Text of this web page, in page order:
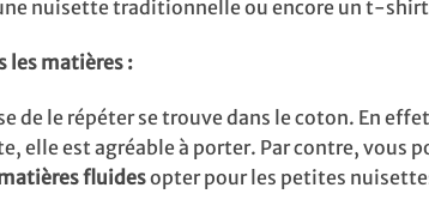
nuisette traditionnelle ou encore un t-
les matières :
de le répéter se trouve dans le coton. En
elle est agréable à porter. Par contre, vous
fluidesopter pour les petites